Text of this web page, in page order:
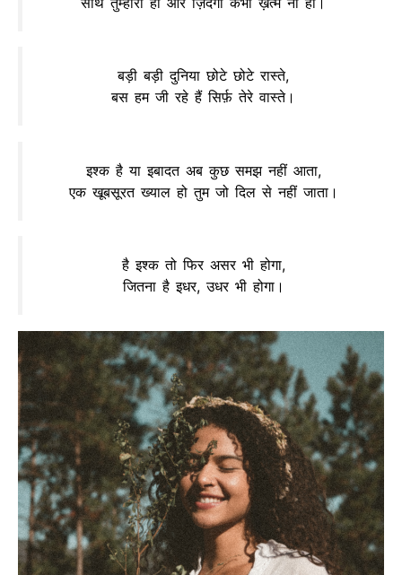
बड़ी बड़ी दुनिया छोटे छोटे रास्ते,
बस हम जी रहे हैं सिर्फ़ तेरे वास्ते।
इश्क है या इबादत अब कुछ समझ नहीं आता,
एक खूबसूरत ख्याल हो तुम जो दिल से नहीं जाता।
है इश्क तो फिर असर भी होगा,
जितना है इधर, उधर भी होगा।